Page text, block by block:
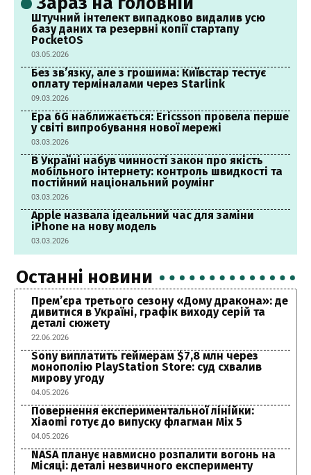
Штучний інтелект випадково видалив усю
базу даних та резервні копії стартапу
PocketOS
03.05.2026
Без зв’язку, але з грошима: Київстар тестує
оплату терміналами через Starlink
09.03.2026
Ера 6G наближається: Ericsson провела перше
у світі випробування нової мережі
03.03.2026
В Україні набув чинності закон про якість
мобільного інтернету: контроль швидкості та
постійний національний роумінг
03.03.2026
Apple назвала ідеальний час для заміни
iPhone на нову модель
03.03.2026
Останні новини
Прем’єра третього сезону «Дому дракона»: де
дивитися в Україні, графік виходу серій та
деталі сюжету
22.06.2026
Sony виплатить геймерам $7,8 млн через
монополію PlayStation Store: суд схвалив
мирову угоду
04.05.2026
Повернення експериментальної лінійки:
Xiaomi готує до випуску флагман Mix 5
04.05.2026
NASA планує навмисно розпалити вогонь на
Місяці: деталі незвичного експерименту